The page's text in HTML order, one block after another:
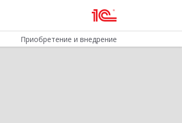
Приобретение и внедрение